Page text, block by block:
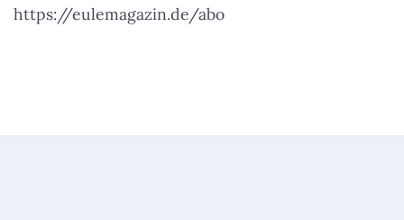
https://eulemagazin.de/abo